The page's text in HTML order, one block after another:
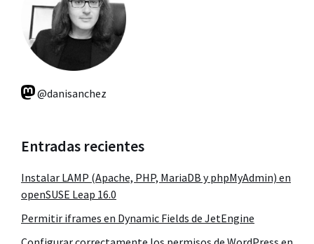
@danisanchez
Entradas recientes
Instalar LAMP (Apache, PHP, MariaDB y phpMyAdmin) en
openSUSE Leap 16.0
Permitir iframes en Dynamic Fields de JetEngine